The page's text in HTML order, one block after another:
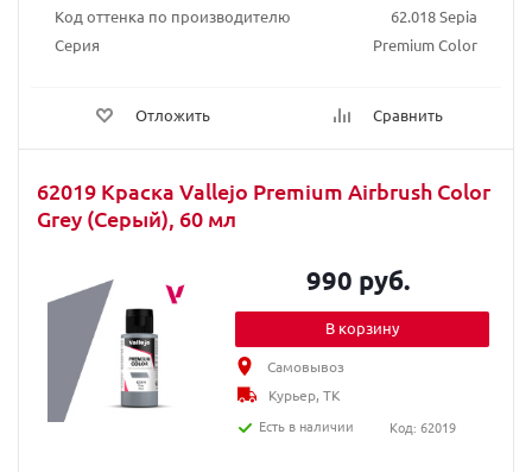
Код оттенка по производителю
62.018 Sepia
Серия
Premium Color
Отложить Сравнить
62019 Краска Vallejo Premium Airbrush Color
Grey (Серый), 60 мл
990 руб.
В корзину
Самовывоз
Курьер, ТК
Есть в наличии
Код: 62019